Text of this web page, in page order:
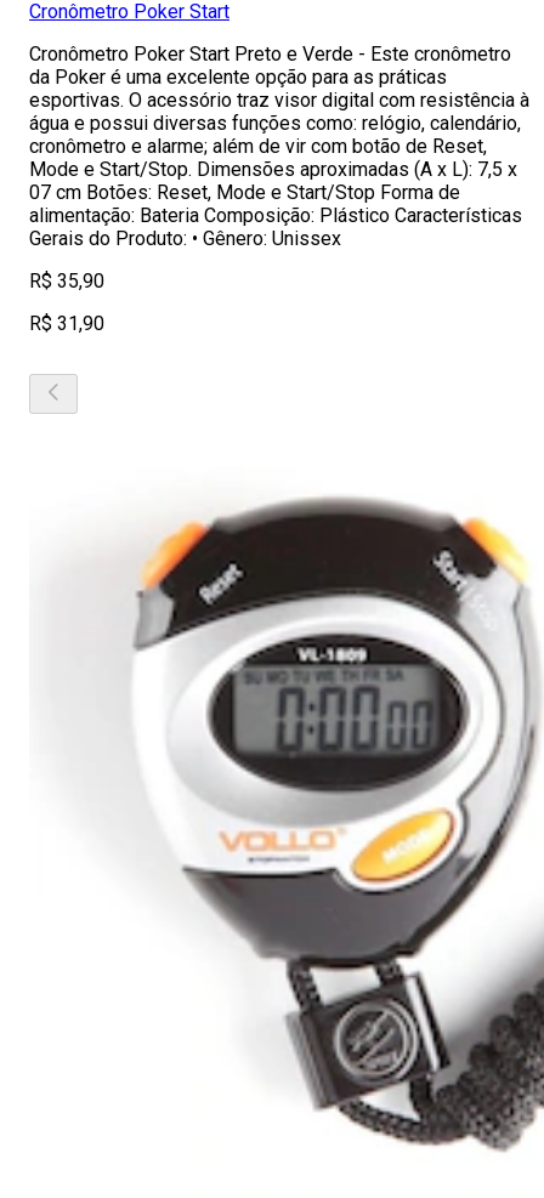
Cronômetro Poker Start
Cronômetro Poker Start Preto e Verde - Este cronômetro
da Poker é uma excelente opção para as práticas
esportivas. O acessório traz visor digital com resistência à
água e possui diversas funções como: relógio, calendário,
cronômetro e alarme; além de vir com botão de Reset,
Mode e Start/Stop. Dimensões aproximadas (A x L): 7,5 x
07 cm Botões: Reset, Mode e Start/Stop Forma de
alimentação: Bateria Composição: Plástico Características
Gerais do Produto: • Gênero: Unissex
R$ 35,90
R$ 31,90